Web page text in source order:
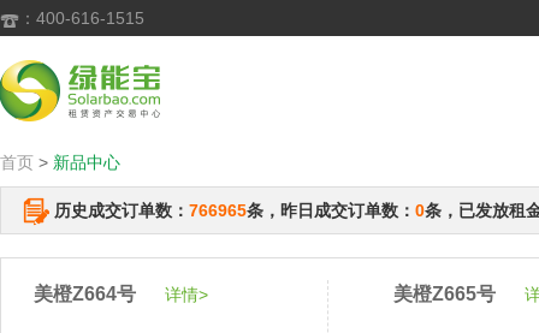
 ：400-616-1515
首页 > 新品中心
历史成交订单数： 766965条，昨日成交订单数： 0条，已发放租
美橙Z664号 详情> 美橙Z665号